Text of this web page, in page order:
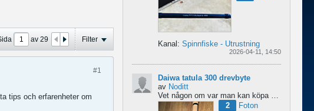
av 29 Filter
#1
tips och erfarenheter om
Kanal: Spinnfiske - Utrustning
2026-04-11, 14:50
Daiwa tatula 300 drevbyte
av Noditt
Vet någon om var man kan köpa drev till den rullen så den blir lågutväxlad har en japansk 8.1 det är...
2
Foton